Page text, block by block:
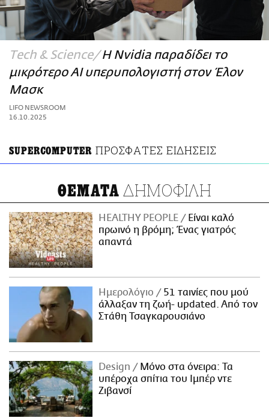
ΑΜΠΑ
PRINT
Τech & Science Η Nvidia παραδίδει το
μικρότερο ΑΙ υπερυπολογιστή στον Έλον
Μασκ
LIFO NEWSROOM
16.10.2025
SUPERCOMPUTER ΠΡΟΣΦΑΤΕΣ ΕΙΔΗΣΕΙΣ
ΘΕΜΑΤΑ ΔΗΜΟΦΙΛΗ
HEALTHY PEOPLE
Είναι καλό
πρωινό η βρόμη; Ένας γιατρός
απαντά
Ημερολόγιο
51 ταινίες που μού
άλλαξαν τη ζωή- updated. Aπό τον
Στάθη Τσαγκαρουσιάνο
Design
Μόνο στα όνειρα: Τα
υπέροχα σπίτια του Ιμπέρ ντε
Ζιβανσί